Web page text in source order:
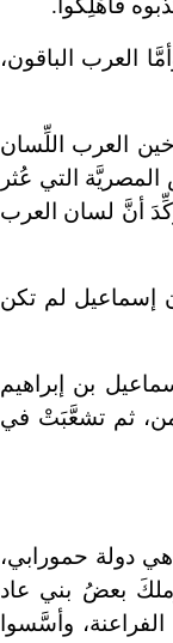
فأُهْلِكُوا.
العرب الباقون،
العرب اللِّسان
التي عُثر
أنَّ لسان العرب
إسماعيل لم تكن
بن إبراهيم
ثم تشعَّبَتْ في
دولة حمورابي،
بعضُ بني عاد
وأسَّسوا